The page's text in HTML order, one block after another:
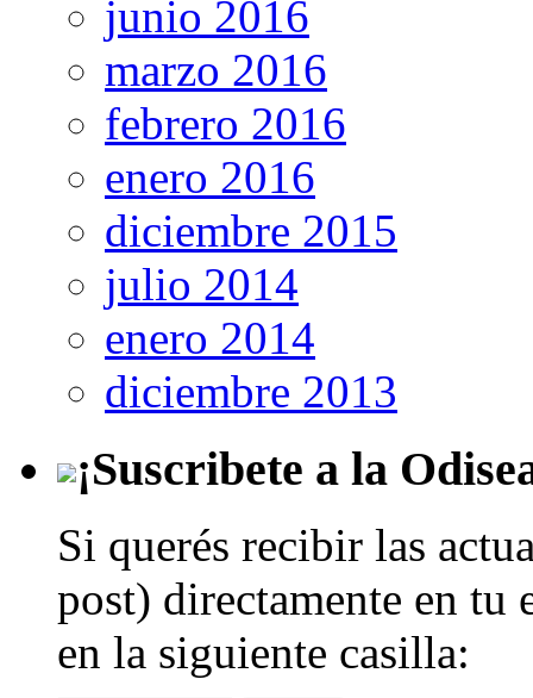
junio 2016
marzo 2016
febrero 2016
enero 2016
diciembre 2015
julio 2014
enero 2014
diciembre 2013
¡Suscribete a la
Si querés recibir las
post) directamente en
en la siguiente casilla: